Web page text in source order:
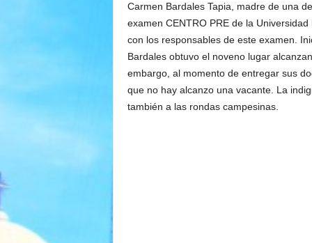
Carmen Bardales Tapia, madre de una
examen CENTRO PRE de la
con los responsables de este examen.
Bardales obtuvo el noveno lugar
embargo, al momento de entregar sus
que no hay alcanzo una vacante. La
también a las rondas campesinas.